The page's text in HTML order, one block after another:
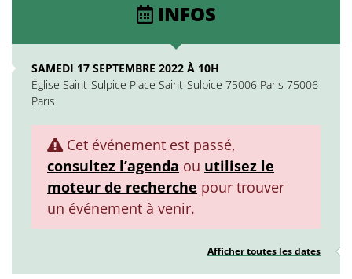
INFOS
SAMEDI 17 SEPTEMBRE 2022 À 10H
Église Saint-Sulpice Place Saint-Sulpice 75006 Paris 75006
Paris
Cet événement est passé,
consultez l’agenda ou utilisez le
moteur de recherche pour trouver
un événement à venir.
Afficher toutes les dates